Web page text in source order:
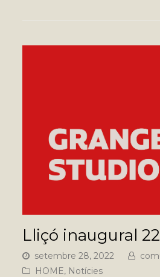
Lliçó inaugural
setembre 28, 2022
HOME, Notícies